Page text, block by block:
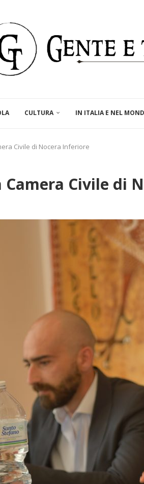
CULTURA IN ITALIA E NEL
Civile di Nocera Inferiore
Civile di